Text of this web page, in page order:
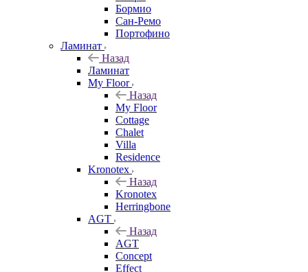
Бормио
Сан-Ремо
Портофино
Ламинат
Назад
Ламинат
My Floor
Назад
My Floor
Cottage
Chalet
Villa
Residence
Kronotex
Назад
Kronotex
Herringbone
AGT
Назад
AGT
Concept
Effect